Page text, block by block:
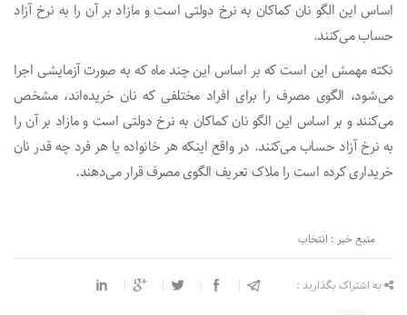
اساس این الگو نان کماکان به نرخ دولتی است و مازاد بر آن را به نرخ آزاد
حساب می‌کنند.
نکته مهمش این است که بر اساس این چند ماه که به صورت آزمایشی اجرا
می‌شود، الگوی مصرف را برای افراد مختلفی که نان خریده‌اند، مشخص
می‌کنند و بر اساس این الگو نان کماکان به نرخ دولتی است و مازاد بر آن را
به نرخ آزاد حساب می‌کنند. در واقع اینکه هر خانواده یا هر فرد چه قدر نان
خریداری کرده است را ملاک تعریف الگوی مصرف قرار می‌دهند.
منبع خبر : انتخاب
به اشتراک بگذارید :